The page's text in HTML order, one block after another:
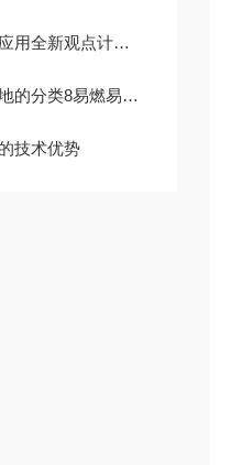
观点计划的全新款地磅
易爆场所的电气设备的保护接地
技术优势